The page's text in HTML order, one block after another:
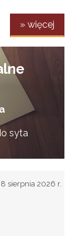
» więcej
syta
8 sierpnia 2026 r.